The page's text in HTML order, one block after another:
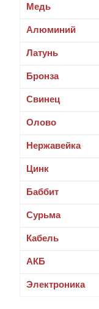
Медь
Алюминий
Латунь
Бронза
Свинец
Олово
Нержавейка
Цинк
Баббит
Cурьма
Кабель
АКБ
Электроника